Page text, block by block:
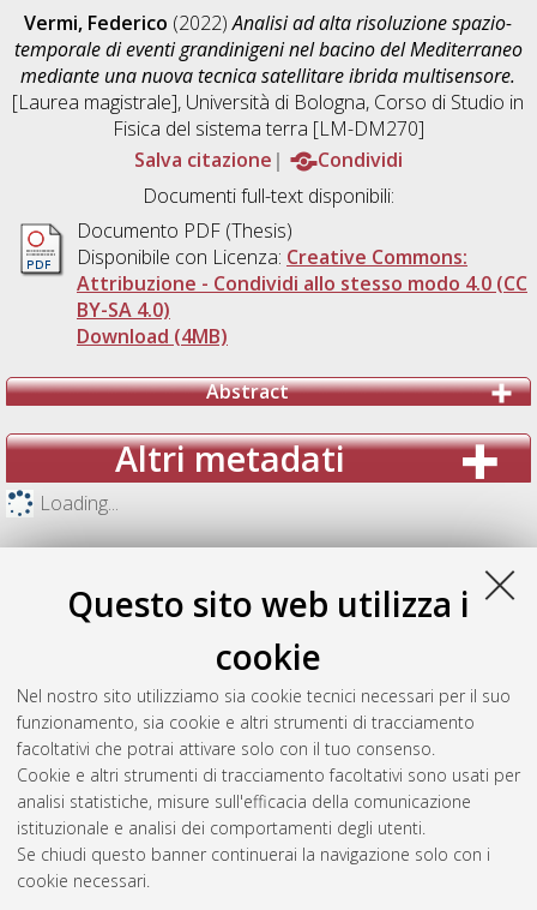
Questo sito web utilizza i
cookie
Nel nostro sito utilizziamo sia cookie tecnici necessari per il suo
funzionamento, sia cookie e altri strumenti di tracciamento
facoltativi che potrai attivare solo con il tuo consenso.
Cookie e altri strumenti di tracciamento facoltativi sono usati per
analisi statistiche, misure sull'efficacia della comunicazione
istituzionale e analisi dei comportamenti degli utenti.
Se chiudi questo banner continuerai la navigazione solo con i
cookie necessari.
Vermi, Federico (2022)Analisi ad alta risoluzione spazio-
temporale di eventi grandinigeni nel bacino del Mediterraneo
mediante una nuova tecnica satellitare ibrida multisensore.
[Laurea magistrale], Università di Bologna, Corso di Studio in
Fisica del sistema terra [LM-DM270]
Salva citazione
Condividi
Documenti full-text disponibili:
Documento PDF (Thesis)
Disponibile con Licenza: Creative Commons:
Attribuzione - Condividi allo stesso modo 4.0 (CC
BY-SA 4.0)
Download (4MB)
Abstract
Altri metadati
Loading...
Gestione del documento: